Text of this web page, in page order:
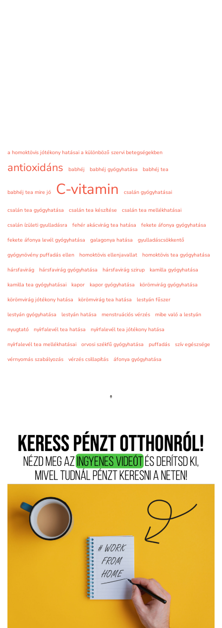
a homoktövis jótékony hatásai a különböző szervi betegségekben
antioxidáns babhéj babhéj gyógyhatása babhéj tea
babhéj tea mire jó C-vitamin csalán gyógyhatásai
csalán tea gyógyhatása csalán tea készítése
csalán tea mellékhatásai
csalán ízületi gyulladásra
fehér akácvirág tea hatása
fekete áfonya gyógyhatása
fekete áfonya levél gyógyhatása
galagonya hatása
gyulladáscsökkentő
gyógynövény puffadás ellen
homoktövis ellenjavallat
homoktövis tea gyógyhatása
hársfavirág
hársfavirág gyógyhatása hársfavirág szirup
kamilla gyógyhatása
kamilla tea gyógyhatásai
kapor kapor gyógyhatása
körömvirág gyógyhatása
körömvirág jótékony hatása
körömvirág tea hatása
lestyán fűszer
lestyán gyógyhatása
lestyán hatása menstruációs vérzés
mibe való a lestyán
nyugtató
nyírfalevél tea hatása
nyírfalevél tea jótékony hatása
nyírfalevél tea mellékhatásai
orvosi székfű gyógyhatása puffadás
szív egészsége
vérnyomás szabályozás
vérzés csillapítás áfonya gyógyhatása